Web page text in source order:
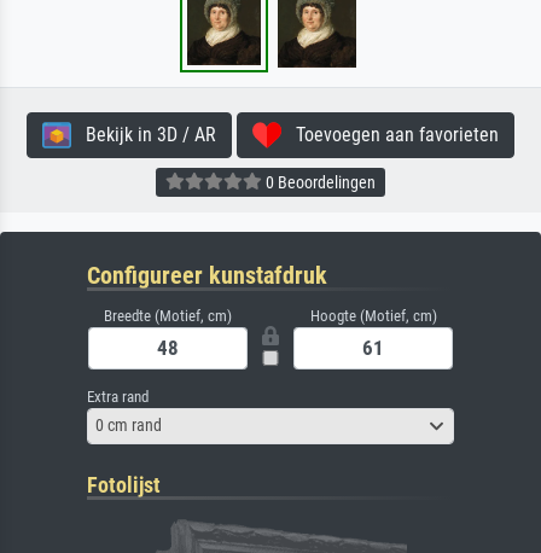
Bekijk in 3D / AR Toevoegen aan favorieten
0 Beoordelingen
Configureer kunstafdruk
Breedte (Motief, cm) Hoogte (Motief, cm)
Extra rand
0 cm rand
Fotolijst